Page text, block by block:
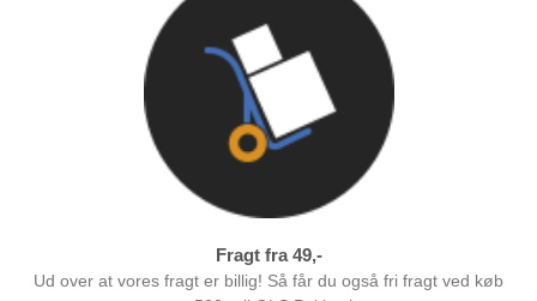
Fragt fra 49,-
Ud over at vores fragt er billig! Så får du også fri fragt ved køb